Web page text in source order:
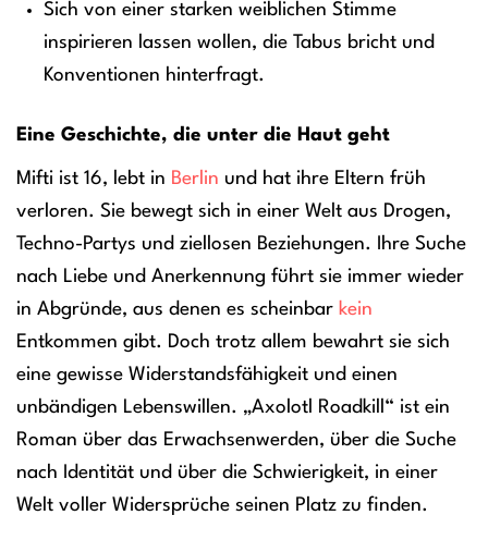
Sich von einer starken weiblichen Stimme
inspirieren lassen wollen, die Tabus bricht und
Konventionen hinterfragt.
Eine Geschichte, die unter die Haut geht
Mifti ist 16, lebt in Berlin und hat ihre Eltern früh
verloren. Sie bewegt sich in einer Welt aus Drogen,
Techno-Partys und ziellosen Beziehungen. Ihre Suche
nach Liebe und Anerkennung führt sie immer wieder
in Abgründe, aus denen es scheinbar kein
Entkommen gibt. Doch trotz allem bewahrt sie sich
eine gewisse Widerstandsfähigkeit und einen
unbändigen Lebenswillen. „Axolotl Roadkill“ ist ein
Roman über das Erwachsenwerden, über die Suche
nach Identität und über die Schwierigkeit, in einer
Welt voller Widersprüche seinen Platz zu finden.